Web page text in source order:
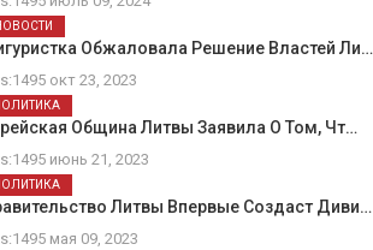
Обжаловала Решение Властей Ли…
окт 23, 2023
Община Литвы Заявила О Том, Чт…
июнь 21, 2023
Литвы Впервые Создаст Диви…
мая 09, 2023